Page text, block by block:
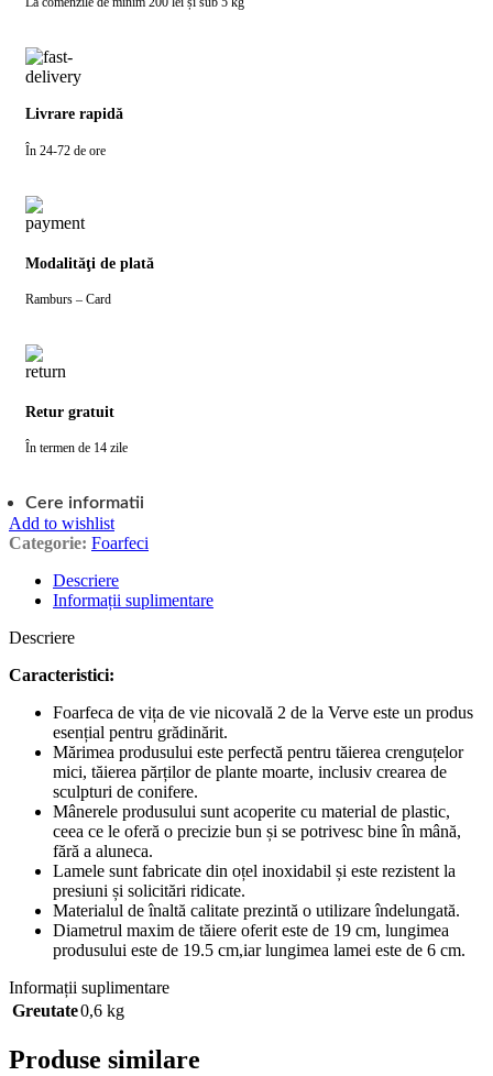
Livrare rapidă
În 24-72 de ore
Modalităţi de plată
Ramburs – Card
Retur gratuit
În termen de 14 zile
Cere informatii
Add to wishlist
Categorie: Foarfeci
Descriere
Informații suplimentare
Descriere
Caracteristici:
Foarfeca de vița de vie nicovală 2 de la Verve este un produs
esențial pentru grădinărit.
Mărimea produsului este perfectă pentru tăierea crenguțelor
mici, tăierea părților de plante moarte, inclusiv crearea de
sculpturi de conifere.
Mânerele produsului sunt acoperite cu material de plastic,
ceea ce le oferă o precizie bun și se potrivesc bine în mână,
fără a aluneca.
Lamele sunt fabricate din oțel inoxidabil și este rezistent la
presiuni și solicitări ridicate.
Materialul de înaltă calitate prezintă o utilizare îndelungată.
Diametrul maxim de tăiere oferit este de 19 cm, lungimea
produsului este de 19.5 cm,iar lungimea lamei este de 6 cm.
Informații suplimentare
Greutate0,6 kg
Produse similare